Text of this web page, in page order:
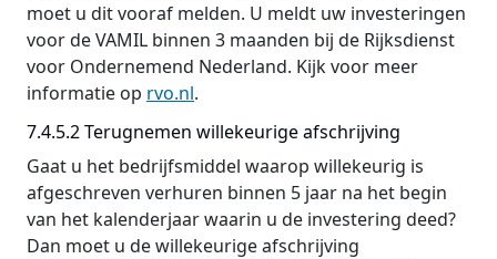
moet u dit vooraf melden. U meldt uw investeringen
voor de VAMIL binnen 3 maanden bij de Rijksdienst
voor Ondernemend Nederland. Kijk voor meer
informatie op rvo.nl.
7.4.5.2 Terugnemen willekeurige afschrijving
Gaat u het bedrijfsmiddel waarop willekeurig is
afgeschreven verhuren binnen 5 jaar na het begin
van het kalenderjaar waarin u de investering deed?
Dan moet u de willekeurige afschrijving